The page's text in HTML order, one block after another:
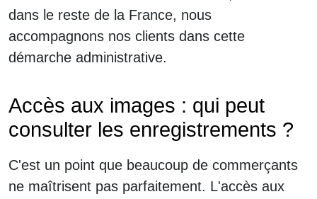
dans le reste de la France, nous
accompagnons nos clients dans cette
démarche administrative.
Accès aux images : qui peut
consulter les enregistrements ?
C'est un point que beaucoup de commerçants
ne maîtrisent pas parfaitement. L'accès aux